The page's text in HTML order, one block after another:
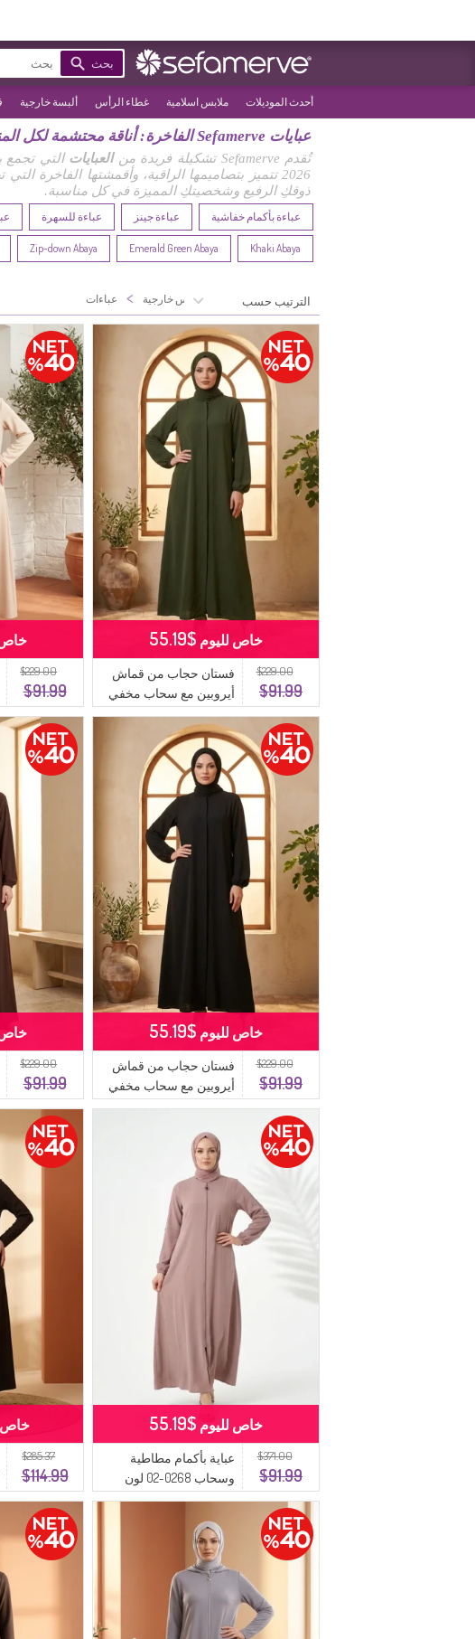
بحث
أحدث الموديلات ملابس اسلامية غطاء الرأس ألبسة خارجية
عبايات Sefamerve الفاخرة: أناقة محتشمة لكل المناسبات
تُقدم Sefamerve تشكيلة فريدة من العبايات التي تجمع
2026 تتميز بتصاميمها الراقية، وأقمشتها الفاخرة التي تضمن لكِ إطلالة محتشمة ومريحة في آن واحد. اكتشفي معنا
ذوقكِ الرفيع وشخصيتكِ المميزة في كل مناسبة.
عباءة بأكمام خفاشية عباءة جينز عباءة للسهرة
Khaki Abaya
Emerald Green Abaya
Zip-down Abaya
الصفحة الرئيسية ملابس خارجية > عباءات
$229.00
$91.99
فستان حجاب من قماش
أيروبين مع سحاب مخفي
وحزام، 4147-04 كاكي
خاص لليوم $55.19
$229.00
$91.99
خاص
$229.00
$91.99
فستان حجاب من قماش
أيروبين مع سحاب مخفي
وحزام، 4147-01 أسود
خاص لليوم $55.19
$229.00
$91.99
خاص
$371.00
$91.99
عباية بأكمام مطاطية
وسحاب 0268-02 لون
المنك
خاص لليوم $55.19
$285.37
$114.99
خاص